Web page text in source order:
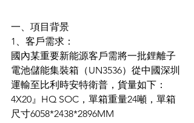
一、項目背景
1、客戶需求：
國內某重要新能源客戶需將一批鋰離子
電池儲能集裝箱（UN3536）從中國深圳
運輸至比利時安特衛普，貨量如下：
4X20』HQ SOC，單箱重量24噸，單箱
尺寸6058*2438*2896MM